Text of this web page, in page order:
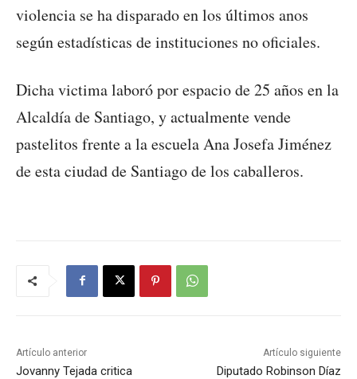
violencia se ha disparado en los últimos anos
según estadísticas de instituciones no oficiales.
Dicha victima laboró por espacio de 25 años en la
Alcaldía de Santiago, y actualmente vende
pastelitos frente a la escuela Ana Josefa Jiménez
de esta ciudad de Santiago de los caballeros.
Artículo anterior
Jovanny Tejada critica
Artículo siguiente
Diputado Robinson Díaz